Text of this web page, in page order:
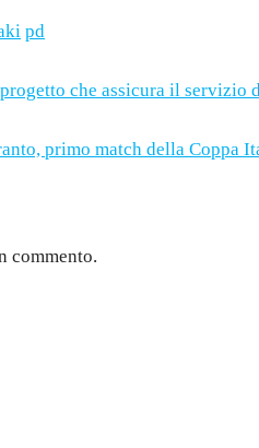
pd
che assicura il servizio
primo match della Coppa
commento.